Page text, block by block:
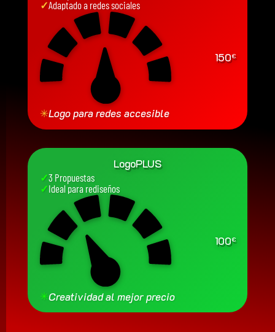
✓Adaptado a redes sociales
150€
✳Logo para redes accesible
LogoPLUS
✓3 Propuestas
✓Ideal para rediseños
100€
✳Creatividad al mejor precio